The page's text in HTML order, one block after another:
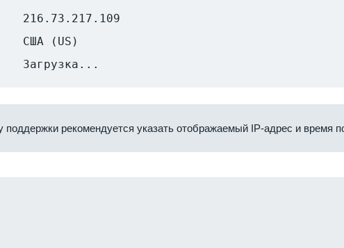
216.73.217.109
США (US)
Загрузка...
рекомендуется указать отображаемый IP-адрес и время